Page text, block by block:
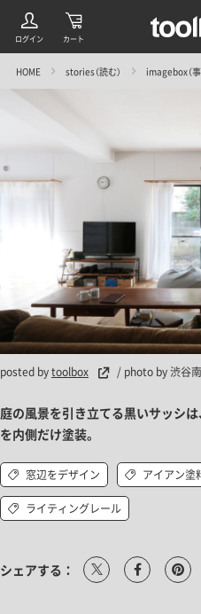
HOME stories（読む） imagebox（事
posted bytoolbox / photo by 渋谷
庭の風景を引き立てる黒いサッシ
を内側だけ塗装。
窓辺をデザイン アイアン塗
ライティングレール
シェアする：